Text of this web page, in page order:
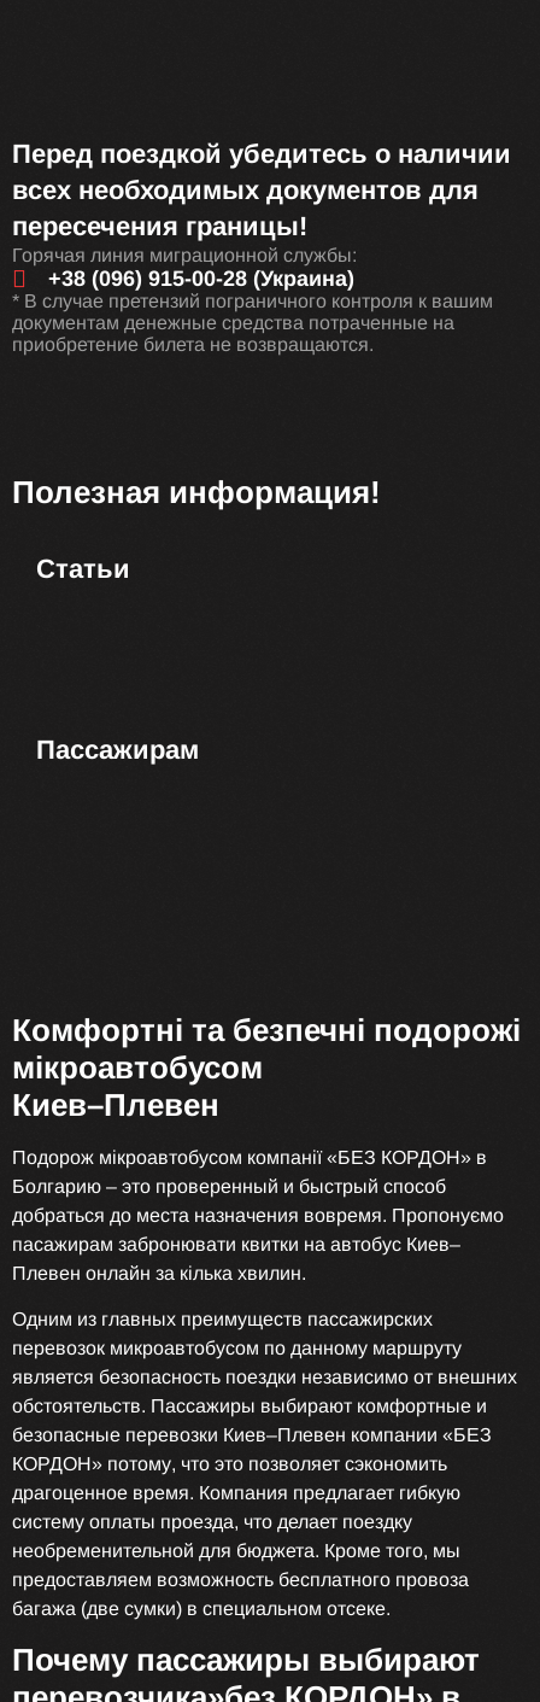
Перед поездкой убедитесь о наличии
всех необходимых документов для
пересечения границы!
Горячая линия миграционной службы:
+38 (096) 915-00-28 (Украина)
* В случае претензий пограничного контроля к вашим
документам денежные средства потраченные на
приобретение билета не возвращаются.
Полезная информация!
Статьи
Пассажирам
Комфортні та безпечні подорожі
мікроавтобусом
Киев–Плевен
Подорож мікроавтобусом компанії «БЕЗ КОРДОН» в
Болгарию – это проверенный и быстрый способ
добраться до места назначения вовремя. Пропонуємо
пасажирам забронювати квитки на автобус Киев–
Плевен онлайн за кілька хвилин.
Одним из главных преимуществ пассажирских
перевозок микроавтобусом по данному маршруту
является безопасность поездки независимо от внешних
обстоятельств. Пассажиры выбирают комфортные и
безопасные перевозки Киев–Плевен компании «БЕЗ
КОРДОН» потому, что это позволяет сэкономить
драгоценное время. Компания предлагает гибкую
систему оплаты проезда, что делает поездку
необременительной для бюджета. Кроме того, мы
предоставляем возможность бесплатного провоза
багажа (две сумки) в специальном отсеке.
Почему пассажиры выбирают